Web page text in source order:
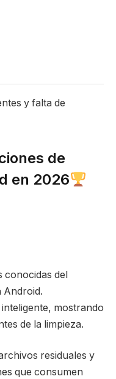
y falta de
de
en 2026
conocidas del
Android.
mostrando
de la limpieza.
residuales y
que consumen